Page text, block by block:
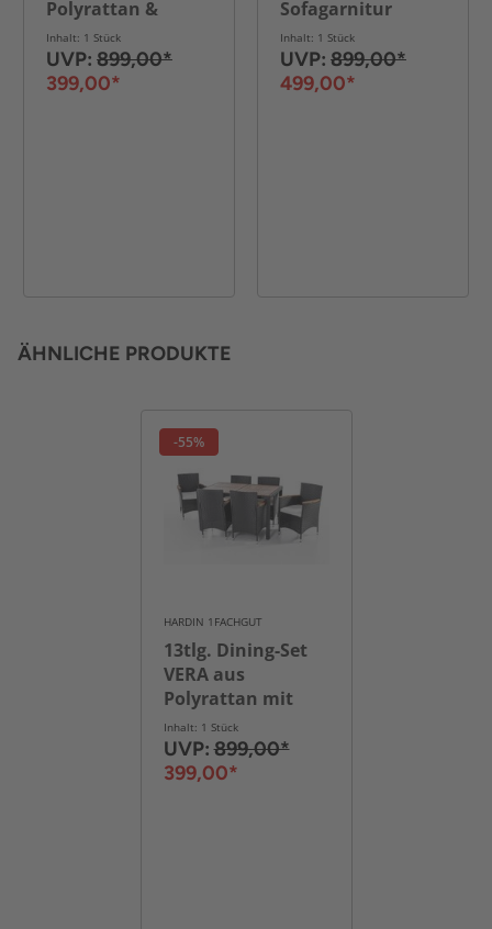
Polyrattan &
Tischplatte aus
Akazienholz -
Schwarz
Inhalt: 1 Stück
UVP: 899,00*
399,00*
Sofagarnitur
Loungeset mit 2
Seitenablagen -
Grau
Inhalt: 1 Stück
UVP: 899,00*
499,00*
ÄHNLICHE PRODUKTE
-55%
HARDIN 1FACHGUT
13tlg. Dining-Set
VERA aus
Polyrattan mit
Holztisch inkl.
Polsterauflagen
Inhalt: 1 Stück
UVP:899,00*
399,00*